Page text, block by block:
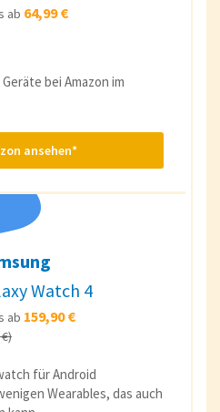
ab 64,99 €
bei Amazon im
ansehen*
Watch 4
ab 159,90 €
für Android
Wearables, das auch